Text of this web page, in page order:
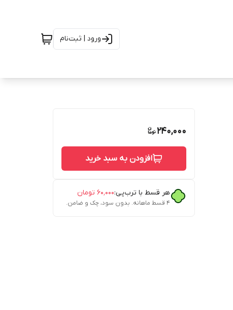
ورود | ثبت‌نام
240,000
افزودن به سبد خرید
هر قسط با ترب‌پی:۶۰٬۰۰۰ تومان
۴ قسط ماهانه. بدون سود، چک و ضامن.